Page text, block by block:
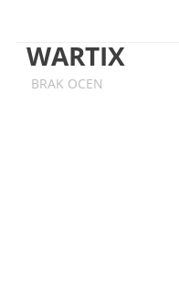
WARTIX
BRAK OCEN